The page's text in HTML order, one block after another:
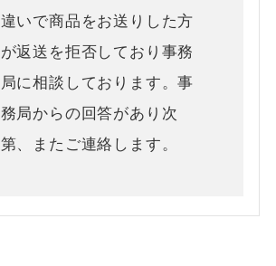
違いで商品をお送りした方
が返送を拒否しており事務
局に相談しております。事
務局からの回答があり次
第、またご連絡します。